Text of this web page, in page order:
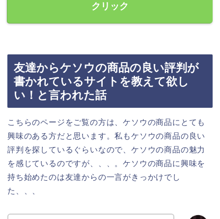
クリック
友達からケソウの商品の良い評判が
書かれているサイトを教えて欲し
い！と言われた話
こちらのページをご覧の方は、ケソウの商品にとても
興味のある方だと思います。私もケソウの商品の良い
評判を探しているぐらいなので、ケソウの商品の魅力
を感じているのですが、、、。ケソウの商品に興味を
持ち始めたのは友達からの一言がきっかけでし
た、、、